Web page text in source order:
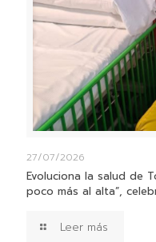
27/07/2026
Evoluciona la salud de
poco más al alta”,
Leer más